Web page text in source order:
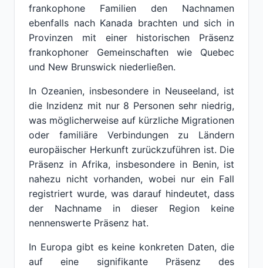
frankophone Familien den Nachnamen
ebenfalls nach Kanada brachten und sich in
Provinzen mit einer historischen Präsenz
frankophoner Gemeinschaften wie Quebec
und New Brunswick niederließen.
In Ozeanien, insbesondere in Neuseeland, ist
die Inzidenz mit nur 8 Personen sehr niedrig,
was möglicherweise auf kürzliche Migrationen
oder familiäre Verbindungen zu Ländern
europäischer Herkunft zurückzuführen ist. Die
Präsenz in Afrika, insbesondere in Benin, ist
nahezu nicht vorhanden, wobei nur ein Fall
registriert wurde, was darauf hindeutet, dass
der Nachname in dieser Region keine
nennenswerte Präsenz hat.
In Europa gibt es keine konkreten Daten, die
auf eine signifikante Präsenz des